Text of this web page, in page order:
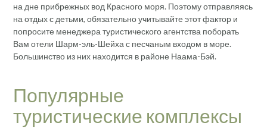
на дне прибрежных вод Красного моря. Поэтому отправляясь
на отдых с детьми, обязательно учитывайте этот фактор и
попросите менеджера туристического агентства поборать
Вам отели Шарм-эль-Шейха с песчаным входом в море.
Большинство из них находится в районе Наама-Бэй.
Популярные
туристические комплексы